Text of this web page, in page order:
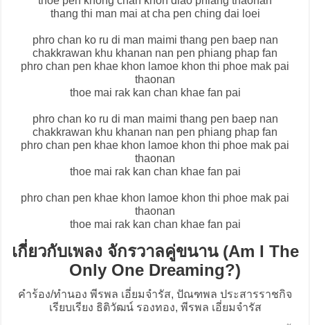
thang thi man mai at cha pen ching dai loei
phro chan ko ru di man maimi thang pen baep nan
chakkrawan khu khanan nan pen phiang phap fan
phro chan pen khae khon lamoe khon thi phoe mak pai
thaonan
thoe mai rak kan chan khae fan pai
phro chan ko ru di man maimi thang pen baep nan
chakkrawan khu khanan nan pen phiang phap fan
phro chan pen khae khon lamoe khon thi phoe mak pai
thaonan
thoe mai rak kan chan khae fan pai
phro chan pen khae khon lamoe khon thi phoe mak pai
thaonan
thoe mai rak kan chan khae fan pai
เกี่ยวกับเพลง จักรวาลคู่ขนาน (Am I The
Only One Dreaming?)
คำร้อง/ทำนอง พีรพล เอี่ยมจำรัส, ปัณฑพล ประสารราชกิจ
เรียบเรียง ธิติวัฒน์ รองทอง, พีรพล เอี่ยมจำรัส